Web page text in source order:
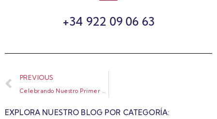
+34 922 09 06 63
PREVIOUS
EXPLORA NUESTRO BLOG POR CATEGORÍA: